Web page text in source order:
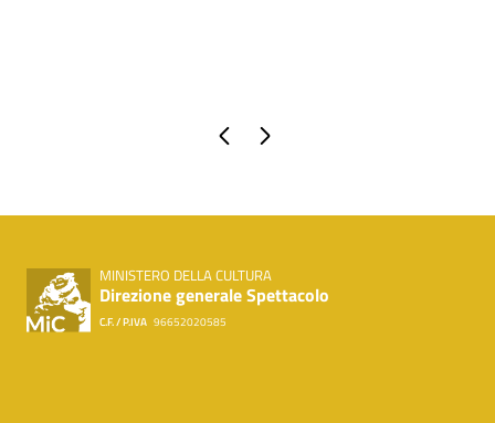
Pagina precedente
MINISTERO DELLA CULTURA
Direzione generale Spettacolo
C.F. / P.IVA 96652020585